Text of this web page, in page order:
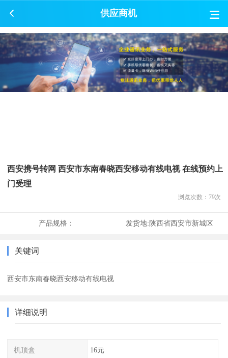
供应商机
西安携号转网 西安市东南春晓西安移动有线电视 在线预约上
门受理
浏览次数： 79次
产品规格： 发货地:陕西省西安市新城区
关键词
西安市东南春晓西安移动有线电视
详细说明
机顶盒 16元